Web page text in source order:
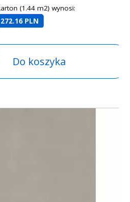
(1.44 m2) wynosi:
272.16 PLN
Do koszyka